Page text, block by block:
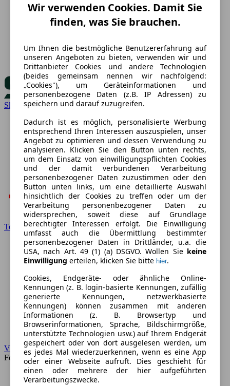
Skoda
Toyota
VW
Forum
Wir verwenden Cookies. Damit Sie
finden, was Sie brauchen.
Um Ihnen die bestmögliche Benutzererfahrung auf
unseren Angeboten zu bieten, verwenden wir und
Drittanbieter Cookies und andere Technologien
(beides gemeinsam nennen wir nachfolgend:
„Cookies"), um Geräteinformationen und
personenbezogene Daten (z.B. IP Adressen) zu
speichern und darauf zuzugreifen.
Dadurch ist es möglich, personalisierte Werbung
entsprechend Ihren Interessen auszuspielen, unser
Angebot zu optimieren und dessen Verwendung zu
analysieren. Klicken Sie den Button unten rechts,
um dem Einsatz von einwilligungspflichten Cookies
und der damit verbundenen Verarbeitung
personenbezogener Daten zuzustimmen oder den
Button unten links, um eine detaillierte Auswahl
hinsichtlich der Cookies zu treffen oder um der
Verarbeitung personenbezogener Daten zu
widersprechen, soweit diese auf Grundlage
berechtigter Interessen erfolgt. Die Einwilligung
umfasst auch die Übermittlung bestimmter
personenbezogener Daten in Drittländer, u.a. die
USA, nach Art. 49 (1) (a) DSGVO. Wollen Sie keine
Einwilligung erteilen, klicken Sie bitte hier.
Cookies, Endgeräte- oder ähnliche Online-
Kennungen (z. B. login-basierte Kennungen, zufällig
generierte Kennungen, netzwerkbasierte
Kennungen) können zusammen mit anderen
Informationen (z. B. Browsertyp und
Browserinformationen, Sprache, Bildschirmgröße,
unterstützte Technologien usw.) auf Ihrem Endgerät
gespeichert oder von dort ausgelesen werden, um
es jedes Mal wiederzuerkennen, wenn es eine App
oder einer Webseite aufruft. Dies geschieht für
einen oder mehrere der hier aufgeführten
Verarbeitungszwecke.